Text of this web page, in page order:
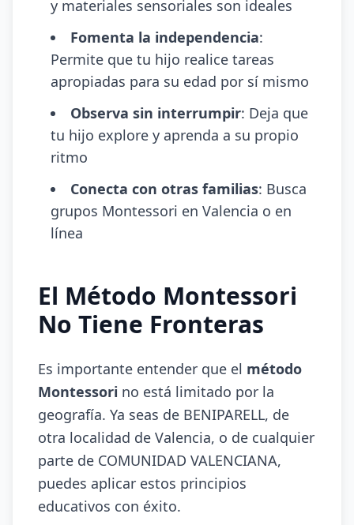
y materiales sensoriales son ideales
Fomenta la independencia:
Permite que tu hijo realice tareas
apropiadas para su edad por sí mismo
Observa sin interrumpir: Deja que
tu hijo explore y aprenda a su propio
ritmo
Conecta con otras familias: Busca
grupos Montessori en Valencia o en
línea
El Método Montessori
No Tiene Fronteras
Es importante entender que el método
Montessori no está limitado por la
geografía. Ya seas de BENIPARELL, de
otra localidad de Valencia, o de cualquier
parte de COMUNIDAD VALENCIANA,
puedes aplicar estos principios
educativos con éxito.